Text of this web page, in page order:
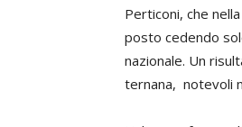
Perticoni, che
posto cedendo
nazionale. Un
ternana, notevoli